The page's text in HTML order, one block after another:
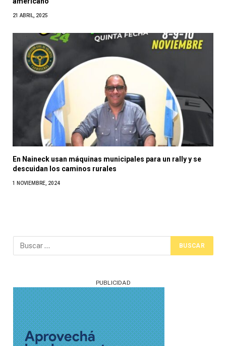
21 ABRIL, 2025
En Naineck usan máquinas municipales para un rally y se
descuidan los caminos rurales
1 NOVIEMBRE, 2024
PUBLICIDAD